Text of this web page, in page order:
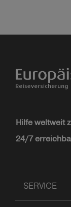
Hilfe weltweit
24/7
SERVICE